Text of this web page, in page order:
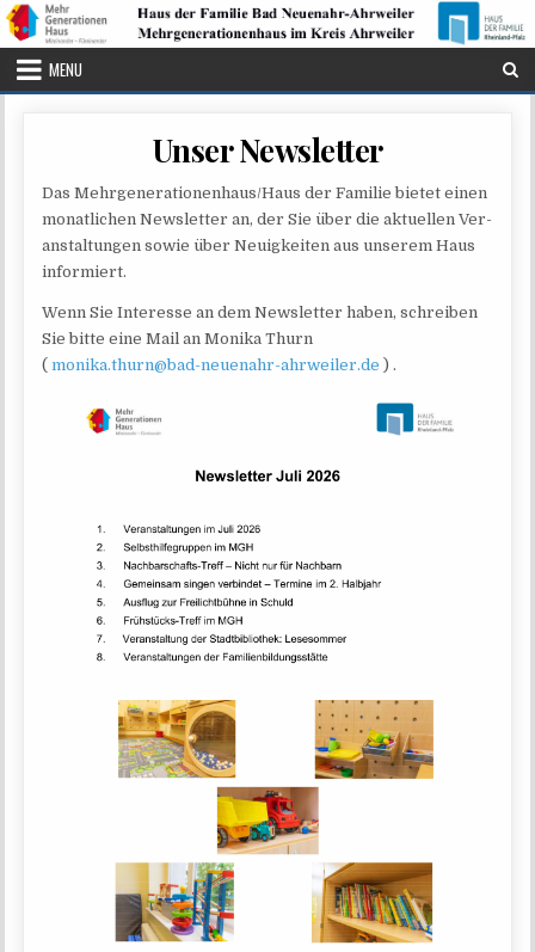
Skip to content
MENU
Unser Newsletter
Das Mehrgenerationenhaus/Haus der Fami­lie bie­tet einen
monat­li­chen News­let­ter an, der Sie über die aktu­el­len Ver­
an­stal­tun­gen sowie über Neu­ig­kei­ten aus unse­rem Haus
informiert.
Wenn Sie Inter­es­se an dem News­let­ter haben, schrei­ben
Sie bit­te eine Mail an Moni­ka Thurn
(monika.thurn@bad-neuenahr-ahrweiler.de ) .